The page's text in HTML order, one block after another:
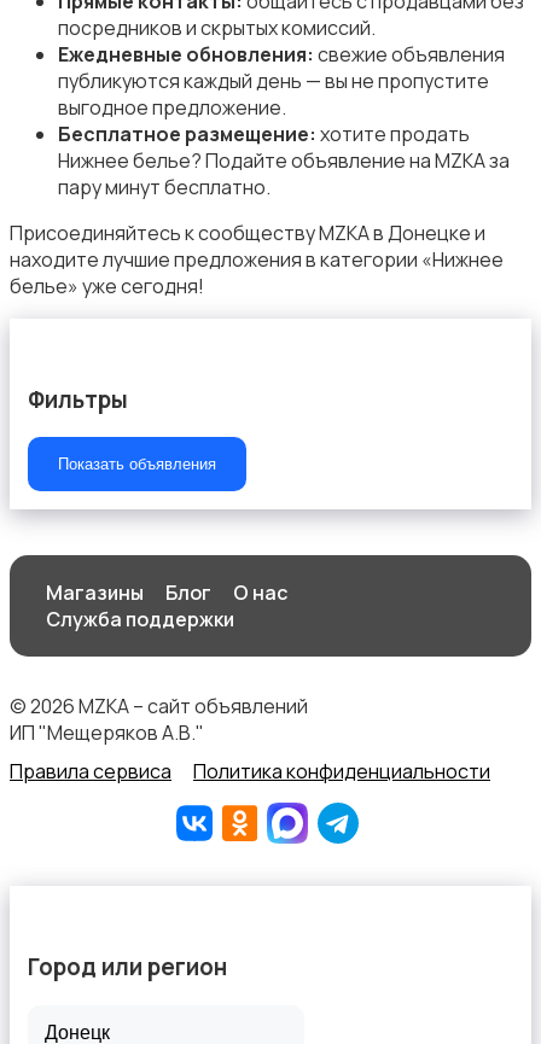
Пиджаки и костюмы
Платья и юбки
Свитеры и толстовки
Спортивная одежда
Футболки и топы
Штаны и шорты
посредников и скрытых комиссий.
Ежедневные обновления: свежие объявления
публикуются каждый день — вы не пропустите
выгодное предложение.
Бесплатное размещение: хотите продать
Нижнее белье? Подайте объявление на MZKA за
пару минут бесплатно.
Присоединяйтесь к сообществу MZKA в Донецке и
находите лучшие предложения в категории «Нижнее
белье» уже сегодня!
Фильтры
Показать объявления
Магазины Блог
О нас
Служба поддержки
© 2026 MZKA – сайт объявлений
ИП "Мещеряков А.В."
Правила сервиса
Политика конфиденциальности
Город или регион